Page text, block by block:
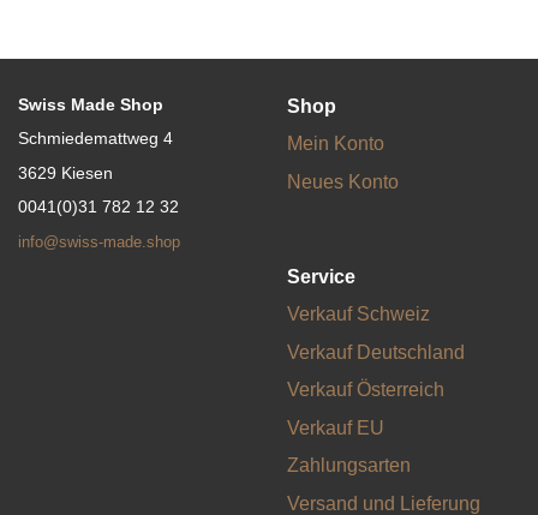
Swiss Made Shop
Schmiedemattweg 4
3629 Kiesen
0041(0)31 782 12 32
info@swiss-made.shop
Shop
Mein Konto
Neues Konto
Service
Verkauf Schweiz
Verkauf Deutschland
Verkauf Österreich
Verkauf EU
Zahlungsarten
Versand und Lieferung